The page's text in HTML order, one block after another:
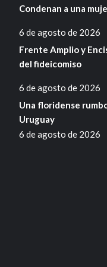
Condenan a una
6 de agosto de 2026
Frente Amplio y
del fideicomiso
6 de agosto de 2026
Una floridense
Uruguay
6 de agosto de 2026